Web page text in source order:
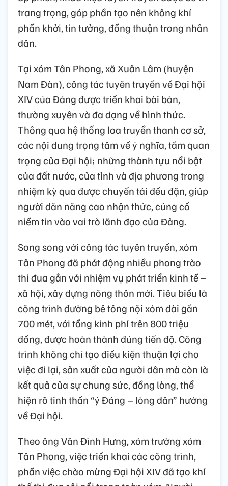
trang trọng, góp phần tạo nên không khí
phấn khởi, tin tưởng, đồng thuận trong nhân
dân.
Tại xóm Tân Phong, xã Xuân Lâm (huyện
Nam Đàn), công tác tuyên truyền về Đại hội
XIV của Đảng được triển khai bài bản,
thường xuyên và đa dạng về hình thức.
Thông qua hệ thống loa truyền thanh cơ sở,
các nội dung trọng tâm về ý nghĩa, tầm quan
trọng của Đại hội; những thành tựu nổi bật
của đất nước, của tỉnh và địa phương trong
nhiệm kỳ qua được chuyển tải đều đặn, giúp
người dân nâng cao nhận thức, củng cố
niềm tin vào vai trò lãnh đạo của Đảng.
Song song với công tác tuyên truyền, xóm
Tân Phong đã phát động nhiều phong trào
thi đua gắn với nhiệm vụ phát triển kinh tế –
xã hội, xây dựng nông thôn mới. Tiêu biểu là
công trình đường bê tông nội xóm dài gần
700 mét, với tổng kinh phí trên 800 triệu
đồng, được hoàn thành đúng tiến độ. Công
trình không chỉ tạo điều kiện thuận lợi cho
việc đi lại, sản xuất của người dân mà còn là
kết quả của sự chung sức, đồng lòng, thể
hiện rõ tinh thần “ý Đảng – lòng dân” hướng
về Đại hội.
Theo ông Văn Đình Hưng, xóm trưởng xóm
Tân Phong, việc triển khai các công trình,
phần việc chào mừng Đại hội XIV đã tạo khí